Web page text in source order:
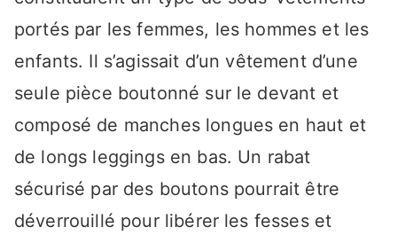
portés par les femmes, les hommes et les
enfants. Il s’agissait d’un vêtement d’une
seule pièce boutonné sur le devant et
composé de manches longues en haut et
de longs leggings en bas. Un rabat
sécurisé par des boutons pourrait être
déverrouillé pour libérer les fesses et